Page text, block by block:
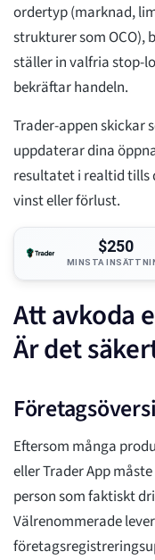
ordertyp (marknad,
strukturer som OCO),
ställer in valfria stop-
bekräftar handeln.
Trader-appen skickar
uppdaterar dina
resultatet i realtid tills
vinst eller förlust.
$250
MINSTA
Att avkoda
Är det
Eftersom många
eller Trader App
person som faktiskt
Välrenommerade